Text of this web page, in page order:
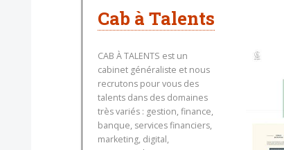
Cab à Talents
CAB À TALENTS est un
cabinet généraliste et nous
recrutons pour vous des
talents dans des domaines
très variés : gestion, finance,
banque, services financiers,
marketing, digital,